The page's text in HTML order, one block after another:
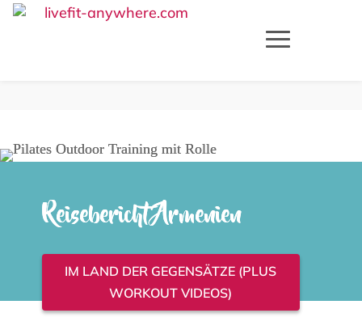
Reisebericht Armenien
IM LAND DER GEGENSÄTZE (PLUS
WORKOUT VIDEOS)